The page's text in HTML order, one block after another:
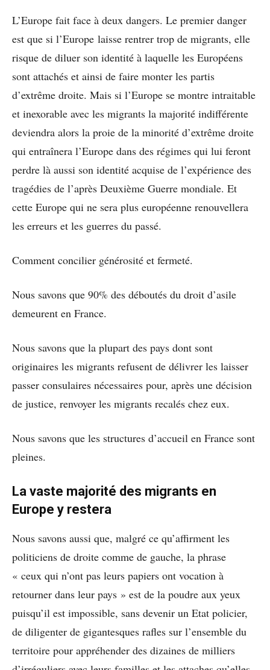
L’Europe fait face à deux dangers. Le premier danger
est que si l’Europe laisse rentrer trop de migrants, elle
risque de diluer son identité à laquelle les Européens
sont attachés et ainsi de faire monter les partis
d’extrême droite. Mais si l’Europe se montre intraitable
et inexorable avec les migrants la majorité indifférente
deviendra alors la proie de la minorité d’extrême droite
qui entraînera l’Europe dans des régimes qui lui feront
perdre là aussi son identité acquise de l’expérience des
tragédies de l’après Deuxième Guerre mondiale. Et
cette Europe qui ne sera plus européenne renouvellera
les erreurs et les guerres du passé.
Comment concilier générosité et fermeté.
Nous savons que 90% des déboutés du droit d’asile
demeurent en France.
Nous savons que la plupart des pays dont sont
originaires les migrants refusent de délivrer les laisser
passer consulaires nécessaires pour, après une décision
de justice, renvoyer les migrants recalés chez eux.
Nous savons que les structures d’accueil en France sont
pleines.
La vaste majorité des migrants en
Europe y restera
Nous savons aussi que, malgré ce qu’affirment les
politiciens de droite comme de gauche, la phrase
« ceux qui n’ont pas leurs papiers ont vocation à
retourner dans leur pays » est de la poudre aux yeux
puisqu’il est impossible, sans devenir un Etat policier,
de diligenter de gigantesques rafles sur l’ensemble du
territoire pour appréhender des dizaines de milliers